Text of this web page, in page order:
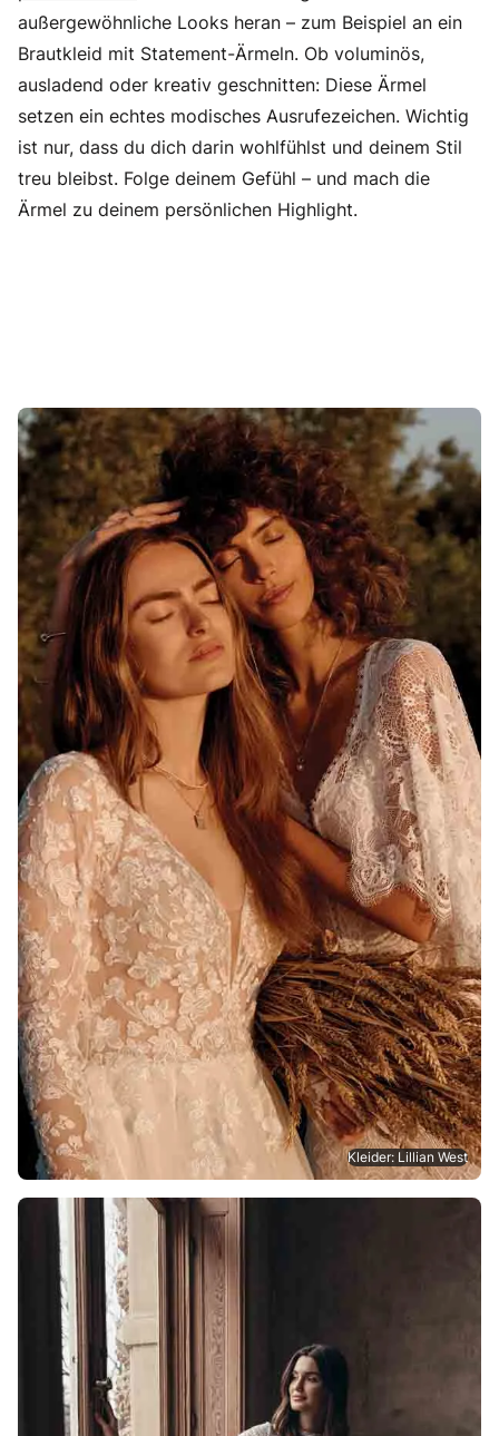
außergewöhnliche Looks heran – zum Beispiel an ein
Brautkleid mit Statement-Ärmeln. Ob voluminös,
ausladend oder kreativ geschnitten: Diese Ärmel
setzen ein echtes modisches Ausrufezeichen. Wichtig
ist nur, dass du dich darin wohlfühlst und deinem Stil
treu bleibst. Folge deinem Gefühl – und mach die
Ärmel zu deinem persönlichen Highlight.
Kleider: Lillian West